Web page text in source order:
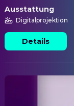
Ausstattung
Digitalprojektion
Details